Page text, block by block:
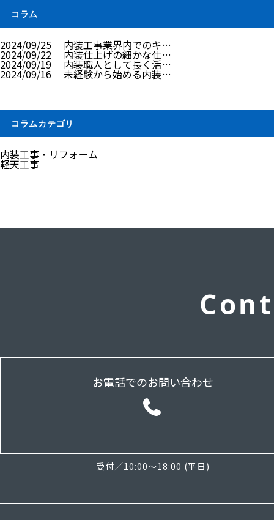
コラム
2024/09/25 内装工事業界内でのキ…
2024/09/22 内装仕上げの細かな仕…
2024/09/19 内装職人として長く活…
2024/09/16 未経験から始める内装…
コラムカテゴリ
内装工事・リフォーム
軽天工事
お電話でのお問い合わせ
受付／10:00～18:00 (平日)